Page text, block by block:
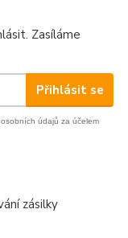
Zasíláme
Přihlásit se
údajů za účelem